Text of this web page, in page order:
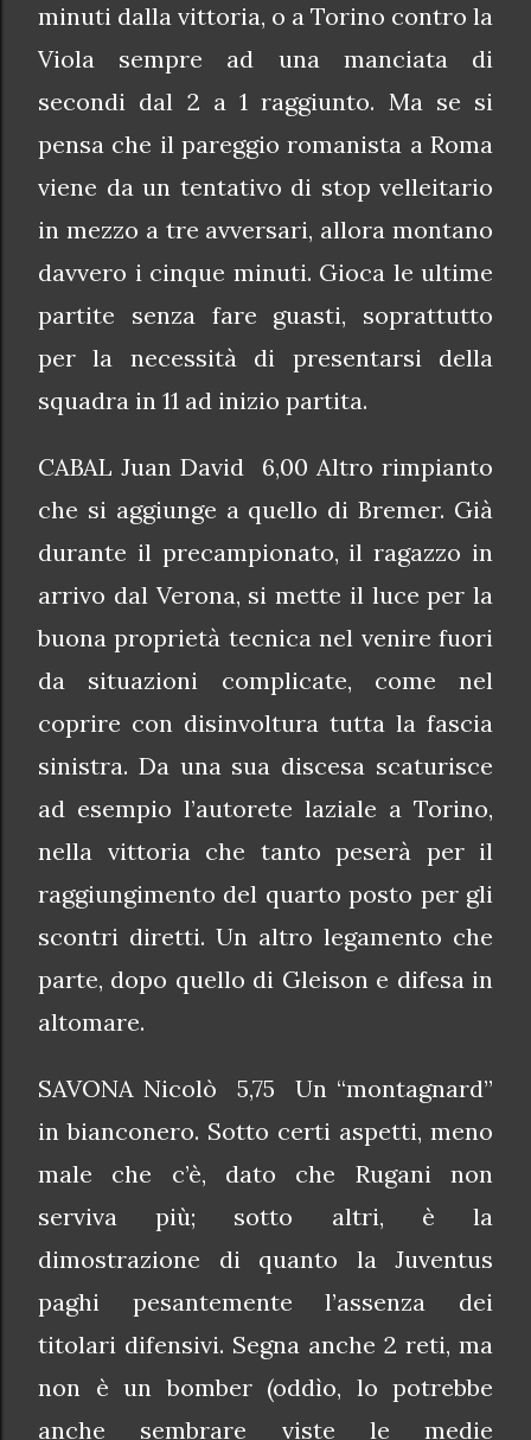
minuti dalla vittoria, o a Torino contro la
Viola sempre ad una manciata di
secondi dal 2 a 1 raggiunto. Ma se si
pensa che il pareggio romanista a Roma
viene da un tentativo di stop velleitario
in mezzo a tre avversari, allora montano
davvero i cinque minuti. Gioca le ultime
partite senza fare guasti, soprattutto
per la necessità di presentarsi della
squadra in 11 ad inizio partita.
CABAL Juan David 6,00 Altro rimpianto
che si aggiunge a quello di Bremer. Già
durante il precampionato, il ragazzo in
arrivo dal Verona, si mette il luce per la
buona proprietà tecnica nel venire fuori
da situazioni complicate, come nel
coprire con disinvoltura tutta la fascia
sinistra. Da una sua discesa scaturisce
ad esempio l’autorete laziale a Torino,
nella vittoria che tanto peserà per il
raggiungimento del quarto posto per gli
scontri diretti. Un altro legamento che
parte, dopo quello di Gleison e difesa in
altomare.
SAVONA Nicolò 5,75 Un “montagnard”
in bianconero. Sotto certi aspetti, meno
male che c’è, dato che Rugani non
serviva più; sotto altri, è la
dimostrazione di quanto la Juventus
paghi pesantemente l’assenza dei
titolari difensivi. Segna anche 2 reti, ma
non è un bomber (oddìo, lo potrebbe
anche sembrare viste le medie